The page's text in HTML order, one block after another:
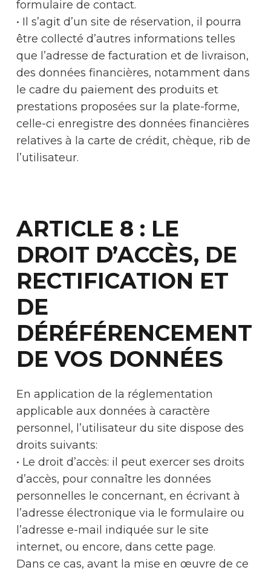
formulaire de contact.
• Il s’agit d’un site de réservation, il pourra
être collecté d’autres informations telles
que l’adresse de facturation et de livraison,
des données financières, notamment dans
le cadre du paiement des produits et
prestations proposées sur la plate-forme,
celle-ci enregistre des données financières
relatives à la carte de crédit, chèque, rib de
l’utilisateur.
ARTICLE 8 : LE
DROIT D’ACCÈS, DE
RECTIFICATION ET
DE
DÉRÉFÉRENCEMENT
DE VOS DONNÉES
En application de la réglementation
applicable aux données à caractère
personnel, l’utilisateur du site dispose des
droits suivants:
• Le droit d’accès: il peut exercer ses droits
d’accès, pour connaître les données
personnelles le concernant, en écrivant à
l’adresse électronique via le formulaire ou
l’adresse e-mail indiquée sur le site
internet, ou encore, dans cette page.
Dans ce cas, avant la mise en œuvre de ce